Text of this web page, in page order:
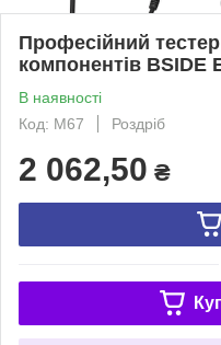
Професійний
компонентів BSIDE
В наявності
Код: M67
Роздріб
2 062,50 ₴